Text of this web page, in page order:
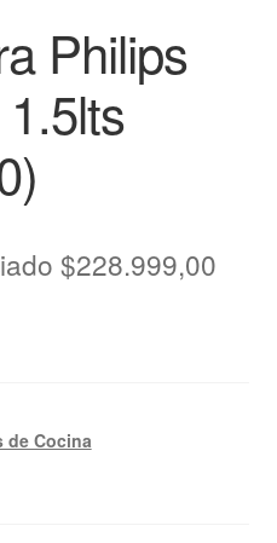
Philips
$228.999,00
de Cocina